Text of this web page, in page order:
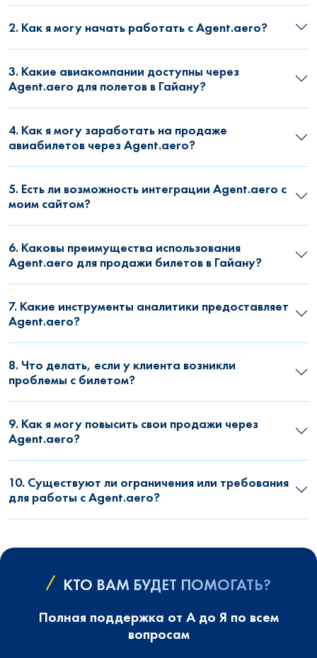
2. Как я могу начать работать с Agent.aero?
3. Какие авиакомпании доступны через
Agent.aero для полетов в Гайану?
4. Как я могу заработать на продаже
авиабилетов через Agent.aero?
5. Есть ли возможность интеграции Agent.aero с
моим сайтом?
6. Каковы преимущества использования
Agent.aero для продажи билетов в Гайану?
7. Какие инструменты аналитики предоставляет
Agent.aero?
8. Что делать, если у клиента возникли
проблемы с билетом?
9. Как я могу повысить свои продажи через
Agent.aero?
10. Существуют ли ограничения или требования
для работы с Agent.aero?
КТО ВАМ БУДЕТ ПОМОГАТЬ?
Полная поддержка от А до Я по всем
вопросам